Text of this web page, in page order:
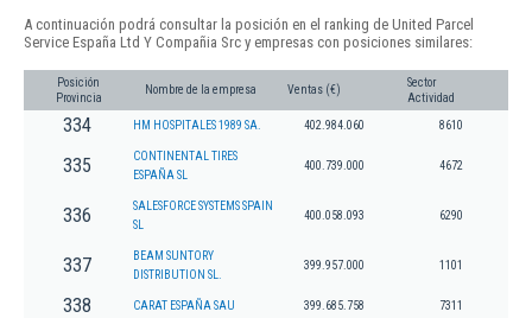
A continuación podrá consultar la posición en el ranking de United Parcel
Service España Ltd Y Compañia Src y empresas con posiciones similares:
Posición
Provincia
Nombre de la empresa Ventas (€)
Sector
Actividad
334 HM HOSPITALES 1989 SA. 402.984.060 8610
335
CONTINENTAL TIRES
ESPAÑA SL
400.739.000 4672
336
SALESFORCE SYSTEMS SPAIN
SL
400.058.093 6290
337
BEAM SUNTORY
DISTRIBUTION SL.
399.957.000 1101
338 CARAT ESPAÑA SAU 399.685.758 7311